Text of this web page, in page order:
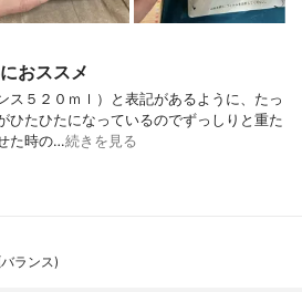
おススメ
ス５２０ｍｌ）と表記があるように、たっ
ひたひたになっているのでずっしりと重た
た時の…続きを見る
ランス)